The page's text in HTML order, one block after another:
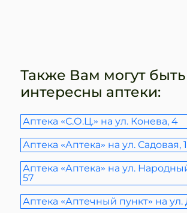
Также Вам могут быть
интересны аптеки:
Аптека «С.О.Ц.» на ул. Конева, 4
Аптека «Аптека» на ул. Садовая,
Аптека «Аптека» на ул.
57
Аптека «Аптечный пункт» на ул.